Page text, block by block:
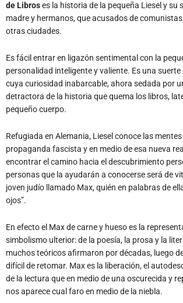
de Libroses la historia de la pequeña Liesel y su
madre y hermanos, que acusados de
otras ciudades.
Es fácil entrar en ligazón sentimental con la
personalidad inteligente y valiente. Es una
cuya curiosidad inabarcable, ahora sedada por
detractora de la historia que quema los libros,
pequeño cuerpo.
Refugiada en Alemania, Liesel conoce las
propaganda fascista y en medio de esa nueva
encontrar el camino hacia el descubrimiento
personas que la ayudarán a conocerse será de
joven judío llamado Max, quién en palabras de
ojos”.
En efecto el Max de carne y hueso es la
simbolismo ulterior: de la poesía, la prosa y la
muchos teóricos afirmaron por décadas, luego
difícil de retomar. Max es la liberación, el
de la lectura que en medio de una oscurecida y
nos aparece cual faro en medio de la niebla.